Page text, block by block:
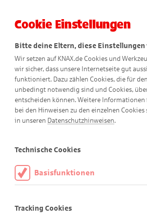
mit
Cookie Einstellungen
Bitte deine Eltern, diese Einstellungen
Wir setzen auf KNAX.de Cookies und
wir sicher, dass unsere Internetseite gut
funktioniert. Dazu zählen Cookies, die für
unbedingt notwendig sind und Cookies,
entscheiden können. Weitere Informationen
bei den Hinweisen zu den einzelnen
in unseren Datenschutzhinweisen.
Technische Cookies
Basisfunktionen
aktiviert sein.
Tracking Cookies